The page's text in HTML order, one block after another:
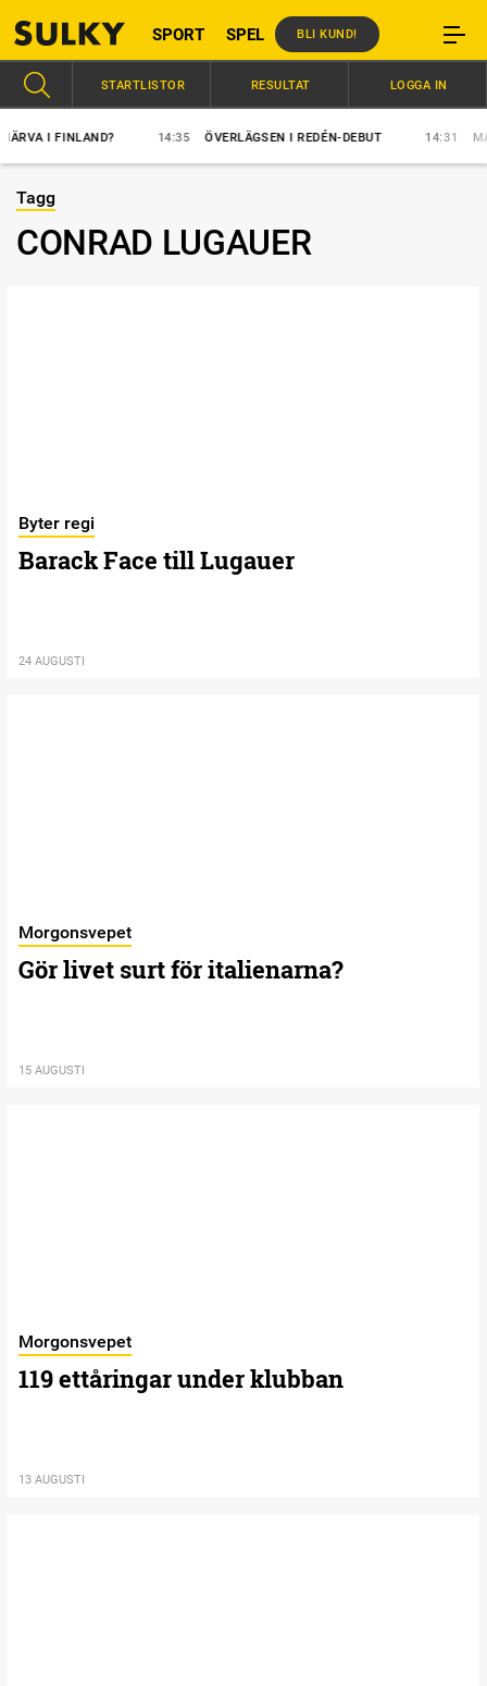
SPORT SPEL BLI KUND!
I FINLAND? ÖVERLÄGSEN I REDÉN-DEBUT
STARTLISTOR RESULTAT LOGGA IN
Tagg
CONRAD LUGAUER
Byter regi
Barack Face till Lugauer
24 AUGUSTI
Morgonsvepet
Gör livet surt för italienarna?
15 AUGUSTI
Morgonsvepet
119 ettåringar under klubban
13 AUGUSTI